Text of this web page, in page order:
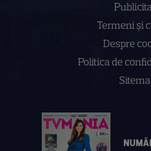
Termeni și
Despre
Politica de